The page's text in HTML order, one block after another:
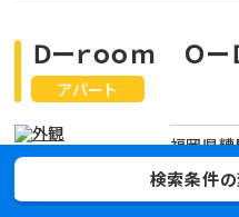
アパート
Ｄーｒｏｏｍ Ｏー
福岡県
篠栗線
篠栗線
検索条件の